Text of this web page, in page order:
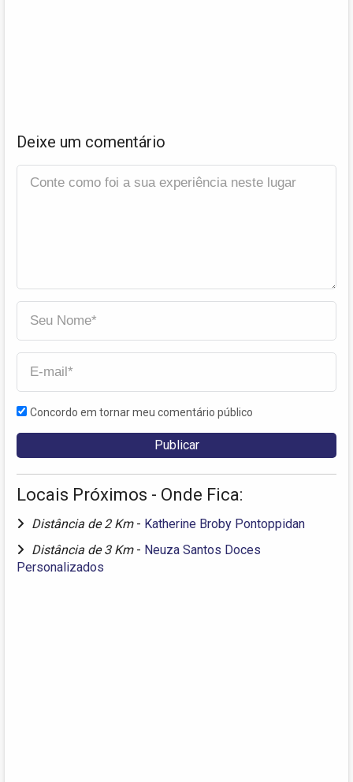
Deixe um comentário
Concordo em tornar meu comentário público
Locais Próximos - Onde Fica:
Distância de 2 Km - Katherine Broby Pontoppidan
Distância de 3 Km - Neuza Santos Doces
Personalizados